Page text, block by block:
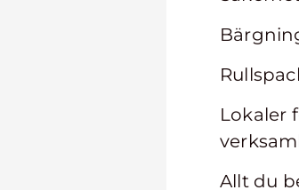
Lokaler
Allt du